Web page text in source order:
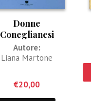
Donne
Coneglianesi
Autore:
Liana Martone
€20,00